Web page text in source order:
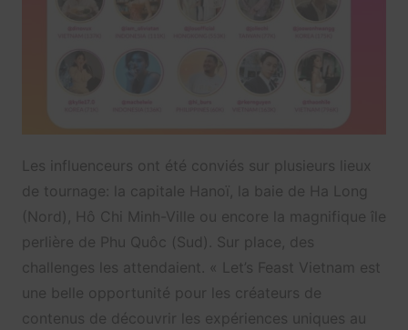
Les influenceurs ont été conviés sur plusieurs lieux
de tournage: la capitale Hanoï, la baie de Ha Long
(Nord), Hô Chi Minh-Ville ou encore la magnifique île
perlière de Phu Quôc (Sud). Sur place, des
challenges les attendaient. « Let’s Feast Vietnam est
une belle opportunité pour les créateurs de
contenus de découvrir les expériences uniques au